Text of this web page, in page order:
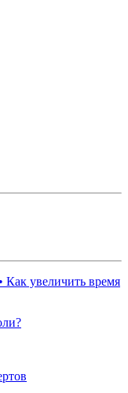
• Как увеличить время